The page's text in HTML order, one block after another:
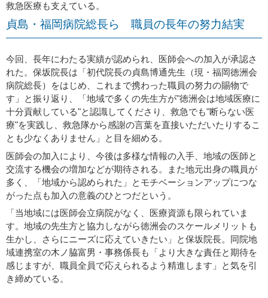
救急医療も支えている。
貞島・福岡病院総長ら 職員の長年の努力結実
今回、長年にわたる実績が認められ、医師会への加入が承認さ
れた。保坂院長は「初代院長の貞島博通先生（現・福岡徳洲会
病院総長）をはじめ、これまで携わった職員の努力の賜物で
す」と振り返り、「地域で多くの先生方が"徳洲会は地域医療に
十分貢献している"と認識してくださり、救急でも"断らない医
療"を実践し、救急隊から感謝の言葉を直接いただいたりするこ
とも少なくありません」と目を細める。
医師会の加入により、今後は多様な情報の入手、地域の医師と
交流する機会の増加などが期待される。また地元出身の職員が
多く、「地域から認められた」とモチベーションアップにつな
がった点も加入の意義のひとつだという。
「当地域には医師会立病院がなく、医療資源も限られていま
す。地域の先生方と協力しながら徳洲会のスケールメリットも
生かし、さらにニーズに応えていきたい」と保坂院長。同院地
域連携室の木ノ脇富男・事務係長も「より大きな責任と期待を
感じますが、職員全員で応えられるよう精進します」と気を引
き締めている。